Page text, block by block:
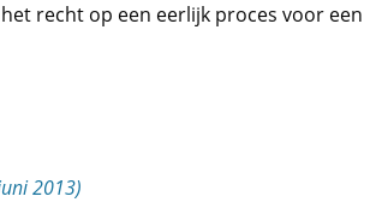
recht op een eerlijk proces voor een
2013)